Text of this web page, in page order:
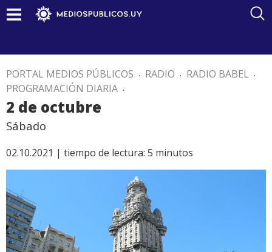
PORTAL MEDIOS PÚBLICOS . RADIO . RADIO BABEL .
PROGRAMACIÓN DIARIA .
2 de octubre
Sábado
02.10.2021 | tiempo de lectura: 5 minutos